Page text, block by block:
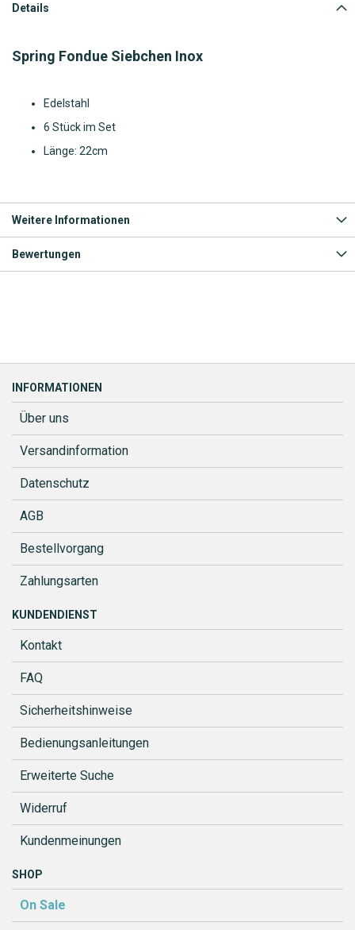
Details
Spring Fondue Siebchen Inox
Edelstahl
6 Stück im Set
Länge: 22cm
Weitere Informationen
Bewertungen
INFORMATIONEN
Über uns
Versandinformation
Datenschutz
AGB
Bestellvorgang
Zahlungsarten
KUNDENDIENST
Kontakt
FAQ
Sicherheitshinweise
Bedienungsanleitungen
Erweiterte Suche
Widerruf
Kundenmeinungen
SHOP
On Sale